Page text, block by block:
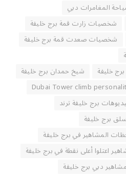
المغامرات دبي
شخصيات زارت قمة برج خليفة
شخصيات صعدت قمة برج خليفة
خليفة
شيخ حمدان برج خليفة
برج خليفة ترند
برج خليفة
المشاهير في برج خليفة
اعتلوا أعلى نقطة في برج خليفة
مشاهير دبي برج خليفة